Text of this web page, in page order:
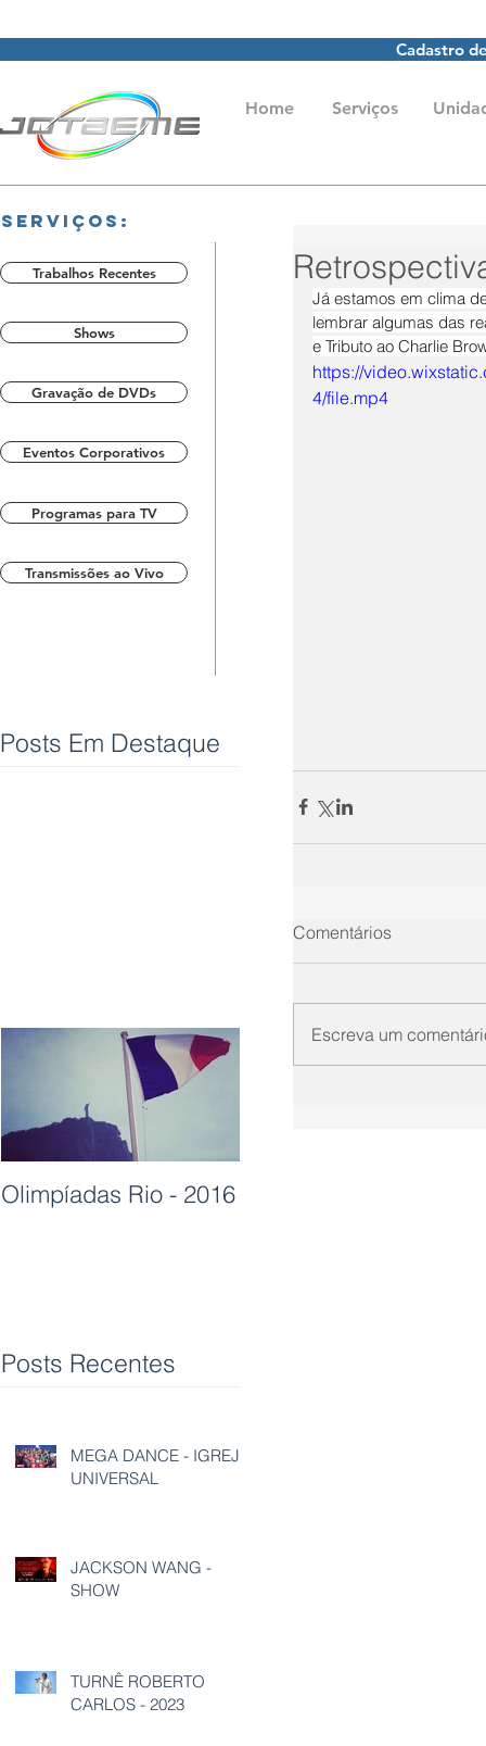
Cadastro
Home Serviços
Serviços:
Trabalhos Recentes
Shows
Gravação de DVDs
Eventos Corporativos
Programas para TV
Transmissões ao Vivo
Posts Em Destaque
Olimpíadas Rio - 2016
Posts Recentes
MEGA DANCE - IGREJA
UNIVERSAL
JACKSON WANG -
SHOW
TURNÊ ROBERTO
CARLOS - 2023
Já estamos em clima
lembrar algumas das
e Tributo ao Charlie
https://
4/file.mp4
Comentários
Escreva um